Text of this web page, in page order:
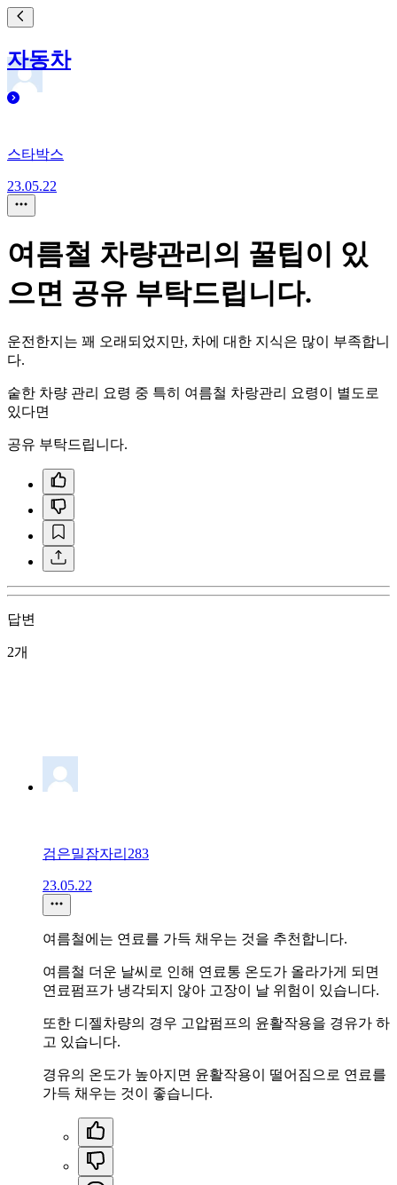
자동차
스타박스
23.05.22
여름철 차량관리의 꿀팁이 있
으면 공유 부탁드립니다.
운전한지는 꽤 오래되었지만, 차에 대한 지식은 많이 부족합니
다.
숱한 차량 관리 요령 중 특히 여름철 차랑관리 요령이 별도로
있다면
공유 부탁드립니다.
답변
2개
검은밀잠자리283
23.05.22
여름철에는 연료를 가득 채우는 것을 추천합니다.
여름철 더운 날씨로 인해 연료통 온도가 올라가게 되면
연료펌프가 냉각되지 않아 고장이 날 위험이 있습니다.
또한 디젤차량의 경우 고압펌프의 윤활작용을 경유가 하
고 있습니다.
경유의 온도가 높아지면 윤활작용이 떨어짐으로 연료를
가득 채우는 것이 좋습니다.